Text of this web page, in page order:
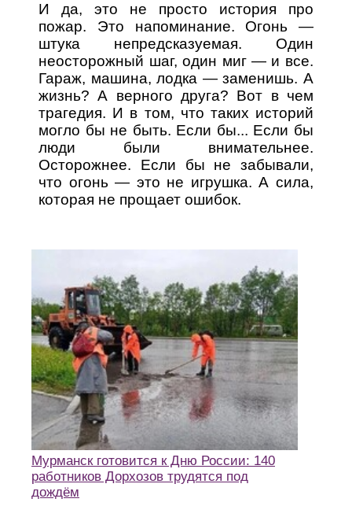
И да, это не просто история про
пожар. Это напоминание. Огонь —
штука непредсказуемая. Один
неосторожный шаг, один миг — и все.
Гараж, машина, лодка — заменишь. А
жизнь? А верного друга? Вот в чем
трагедия. И в том, что таких историй
могло бы не быть. Если бы... Если бы
люди были внимательнее.
Осторожнее. Если бы не забывали,
что огонь — это не игрушка. А сила,
которая не прощает ошибок.
Мурманск готовится к Дню России: 140
работников Дорхозов трудятся под
дождём